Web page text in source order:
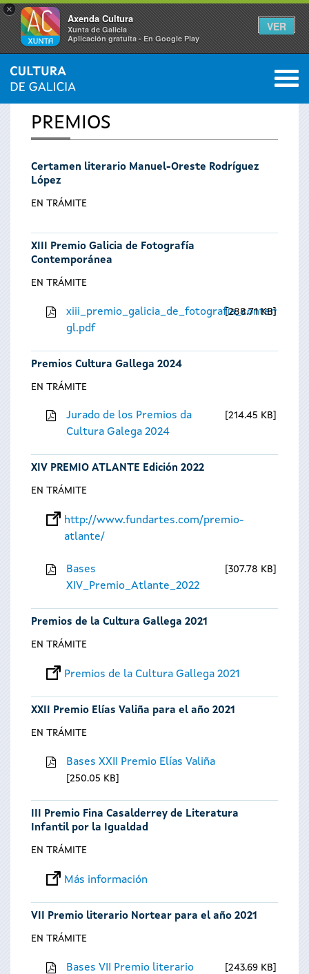
×
Axenda Cultura
Xunta de Galicia
Aplicación gratuíta - En Google Play
VER
Se
encuentra
usted
aquí
INICIO 0
PREMIOS
Certamen literario Manuel-Oreste Rodríguez
López
EN TRÁMITE
XIII Premio Galicia de Fotografía
Contemporánea
EN TRÁMITE
gl.pdf
288.71 KB
Premios Cultura Gallega 2024
EN TRÁMITE
Jurado de los Premios da
Cultura Galega 2024
214.45 KB
XIV PREMIO ATLANTE Edición 2022
EN TRÁMITE
http://www.fundartes.com/premio-
atlante/
Bases
XIV_Premio_Atlante_2022
307.78 KB
Premios de la Cultura Gallega 2021
EN TRÁMITE
Premios de la Cultura Gallega 2021
XXII Premio Elías Valiña para el año 2021
EN TRÁMITE
Bases XXII Premio Elías Valiña
250.05 KB
III Premio Fina Casalderrey de Literatura
Infantil por la Igualdad
EN TRÁMITE
Más información
VII Premio literario Nortear para el año 2021
EN TRÁMITE
Bases VII Premio literario
243.69 KB